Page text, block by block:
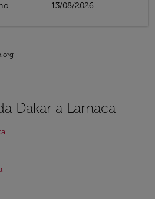
13/08/2026
Dakar a Larnaca